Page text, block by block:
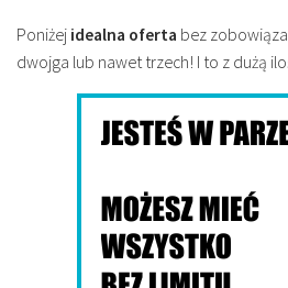
Poniżej idealna oferta bez
dwojga lub nawet trzech! I to z dużą